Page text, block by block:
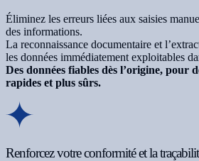
Éliminez les erreurs liées aux saisies
des informations.
La reconnaissance documentaire et
les données immédiatement exploitables
Des données fiables dès l’origine, pour
rapides et plus sûrs.
Renforcez votre conformité et la